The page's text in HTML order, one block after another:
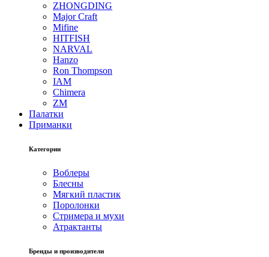
ZHONGDING
Major Craft
Mifine
HITFISH
NARVAL
Hanzo
Ron Thompson
IAM
Chimera
ZM
Палатки
Приманки
Категории
Воблеры
Блесны
Мягкий пластик
Поролонки
Стримера и мухи
Атрактанты
Бренды и производители